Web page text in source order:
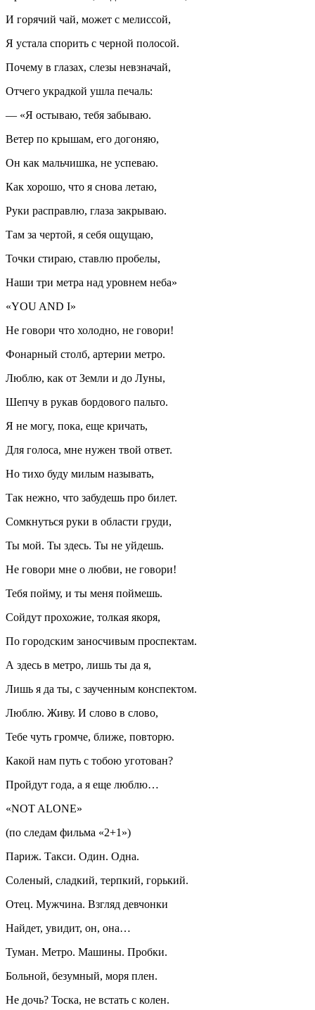
И горячий чай, может с мелиссой,
Я устала спорить с черной полосой.
Почему в глазах, слезы невзначай,
Отчего украдкой ушла печаль:
— «Я остываю, тебя забываю.
Ветер по крышам, его догоняю,
Он как мальчишка, не успеваю.
Как хорошо, что я снова летаю,
Руки расправлю, глаза закрываю.
Там за чертой, я себя ощущаю,
Точки стираю, ставлю пробелы,
Наши три метра над уровнем неба»
«YOU AND I»
Не говори что холодно, не говори!
Фонарный столб, артерии метро.
Люблю, как от Земли и до Луны,
Шепчу в рукав бордового пальто.
Я не могу, пока, еще кричать,
Для голоса, мне нужен твой ответ.
Но тихо буду милым называть,
Так нежно, что забудешь про билет.
Сомкнуться руки в области груди,
Ты мой. Ты здесь. Ты не уйдешь.
Не говори мне о любви, не говори!
Тебя пойму, и ты меня поймешь.
Сойдут прохожие, толкая якоря,
По городским заносчивым проспектам.
А здесь в метро, лишь ты да я,
Лишь я да ты, с заученным конспектом.
Люблю. Живу. И слово в слово,
Тебе чуть громче, ближе, повторю.
Какой нам путь с тобою уготован?
Пройдут года, а я еще люблю…
«NOT ALONE»
(по следам фильма «2+1»)
Париж. Такси. Один. Одна.
Соленый, сладкий, терпкий, горький.
Отец. Мужчина. Взгляд девчонки
Найдет, увидит, он, она…
Туман. Метро. Машины. Пробки.
Больной, безумный, моря плен.
Не дочь? Тоска, не встать с колен.